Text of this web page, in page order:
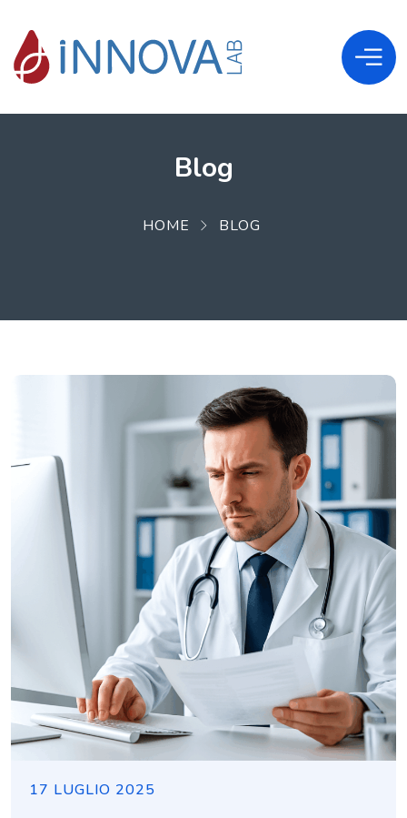
Blog
HOME BLOG
17 LUGLIO 2025